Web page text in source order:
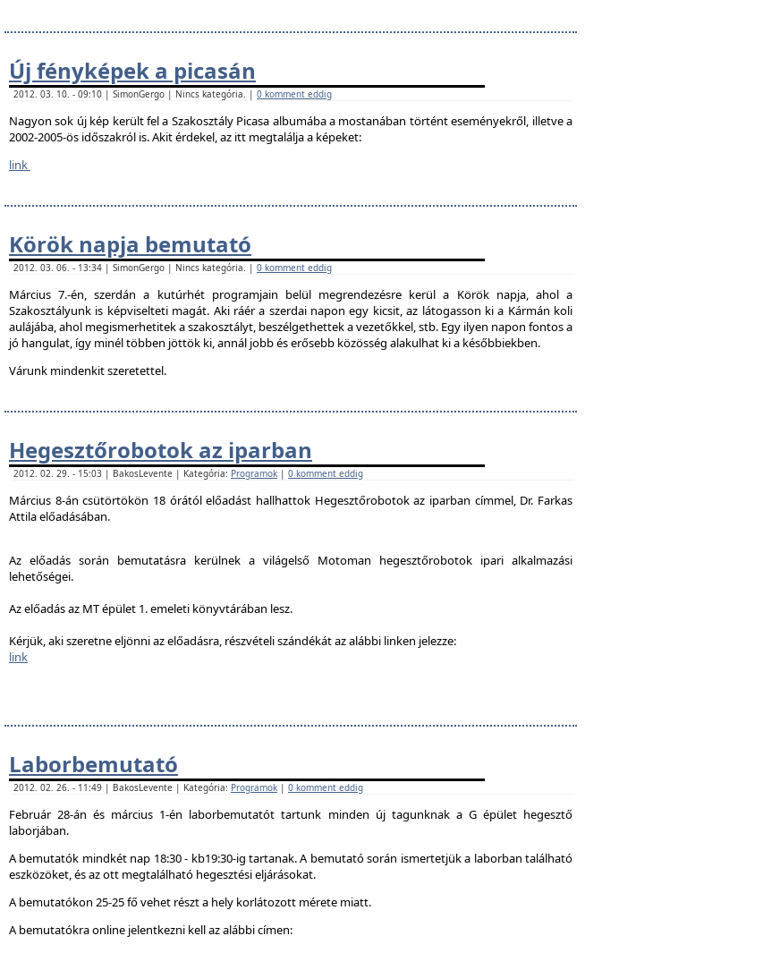
Új fényképek a picasán
2012. 03. 10. - 09:10 | SimonGergo | Nincs kategória. | 0 komment eddig
Nagyon sok új kép került fel a Szakosztály Picasa albumába a mostanában történt eseményekről, illetve a
2002-2005-ös időszakról is. Akit érdekel, az itt megtalálja a képeket:
link
Körök napja bemutató
2012. 03. 06. - 13:34 | SimonGergo | Nincs kategória. | 0 komment eddig
Március 7.-én, szerdán a kutúrhét programjain belül megrendezésre kerül a Körök napja, ahol a
Szakosztályunk is képviselteti magát. Aki ráér a szerdai napon egy kicsit, az látogasson ki a Kármán koli
aulájába, ahol megismerhetitek a szakosztályt, beszélgethettek a vezetőkkel, stb. Egy ilyen napon fontos a
jó hangulat, így minél többen jöttök ki, annál jobb és erősebb közösség alakulhat ki a későbbiekben.
Várunk mindenkit szeretettel.
Hegesztőrobotok az iparban
2012. 02. 29. - 15:03 | BakosLevente | Kategória: Programok | 0 komment eddig
Március 8-án csütörtökön 18 órától előadást hallhattok Hegesztőrobotok az iparban címmel, Dr. Farkas
Attila előadásában.
Az előadás során bemutatásra kerülnek a világelső Motoman hegesztőrobotok ipari alkalmazási
lehetőségei.
Az előadás az MT épület 1. emeleti könyvtárában lesz.
Kérjük, aki szeretne eljönni az előadásra, részvételi szándékát az alábbi linken jelezze:
link
Laborbemutató
2012. 02. 26. - 11:49 | BakosLevente | Kategória: Programok | 0 komment eddig
Február 28-án és március 1-én laborbemutatót tartunk minden új tagunknak a G épület hegesztő
laborjában.
A bemutatók mindkét nap 18:30 - kb19:30-ig tartanak. A bemutató során ismertetjük a laborban található
eszközöket, és az ott megtalálható hegesztési eljárásokat.
A bemutatókon 25-25 fő vehet részt a hely korlátozott mérete miatt.
A bemutatókra online jelentkezni kell az alábbi címen: